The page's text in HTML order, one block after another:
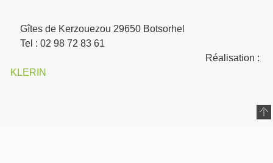
Gîtes de Kerzouezou 29650 Botsorhel
Tel : 02 98 72 83 61
Réalisation :
KLERIN